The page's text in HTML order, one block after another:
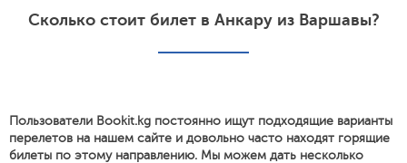
Сколько стоит билет в Анкару из Варшавы?
Пользователи Bookit.kg постоянно ищут подходящие варианты
перелетов на нашем сайте и довольно часто находят горящие
билеты по этому направлению. Мы можем дать несколько